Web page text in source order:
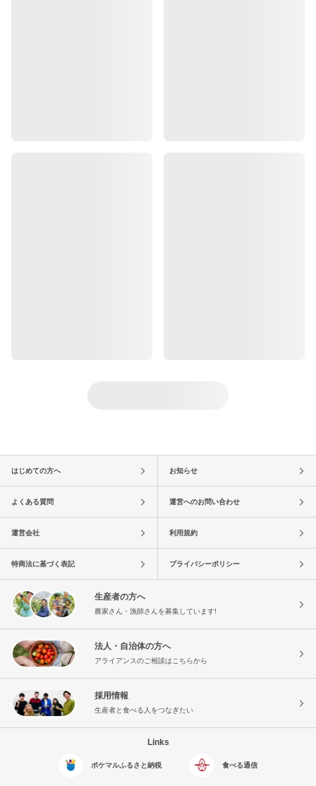
はじめての方へ お知らせ
よくある質問 運営へのお問い合わせ
運営会社 利用規約
特商法に基づく表記 プライバシーポリシー
生産者の方へ
農家さん・漁師さんを募集しています!
法人・自治体の方へ
アライアンスのご相談はこちらから
採用情報
生産者と食べる人をつなぎたい
Links
ポケマルふるさと納税 食べる通信